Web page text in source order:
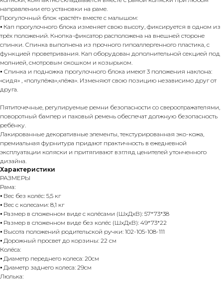
направлении его установки на раме.
Прогулочный блок «растёт» вместе с малышом:
⦁ Кап прогулочного блока изменяет свою высоту, фиксируется в одном из
трёх положений. Кнопка-фиксатор расположена на внешней стороне
спинки. Спинка выполнена из прочного гипоаллергенного пластика, с
функцией проветривания. Кап оборудован дополнительной секцией под
молнией, смотровым окошком и козырьком.
⦁ Спинка и подножка прогулочного блока имеют 3 положения наклона:
«сидя» , «полулёжа»,«лёжа». Изменяют свою позицию независимо друг от
друга.
Пятиточечные, регулируемые ремни безопасности со свероотражателями,
поворотный бампер и паховый ремень обеспечат должную безопасность
ребёнку.
Лакированные декоративные элементы, текстурированная эко-кожа,
премиальная фурнитура придают практичность в ежедневной
эксплуатации коляски и притягивают взгляд ценителей утонченного
дизайна.
Характеристики
РАЗМЕРЫ
Рама:
⦁ Вес без колёс: 5,5 кг
⦁ Вес с колесами: 8,1 кг
⦁ Размер в сложенном виде с колёсами (ШхДхВ): 57*73*38
⦁ Размер в сложенном виде без колёс (ШхДхВ): 49*73*22
⦁ Высота положений родительской ручки: 102-105-108-111
⦁ Дорожный просвет до корзины: 22 см
Колёса:
⦁ Диаметр переднего колеса: 20см
⦁ Диаметр заднего колеса: 29см
Люлька: